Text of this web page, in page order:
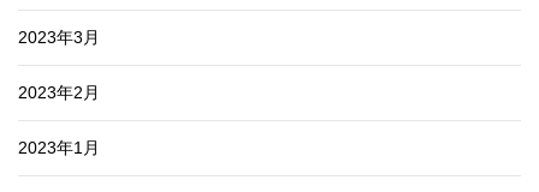
2023年3月
2023年2月
2023年1月